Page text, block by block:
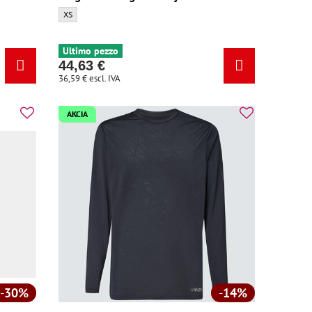
Maglia Bontrager Meraj WSD blu - Dimensione:
XS
Ultimo pezzo
44,63 €
36,59 €escl. IVA
30% 14%
AKCIA